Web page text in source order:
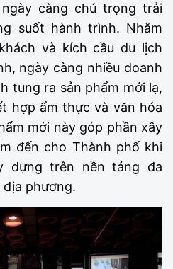
càng chú trọng trải
suốt hành trình. Nhằm
và kích cầu du lịch
ngày càng nhiều doanh
tung ra sản phẩm mới lạ,
hợp ẩm thực và văn hóa
mới này góp phần xây
đến cho Thành phố khi
dựng trên nền tảng đa
phương.